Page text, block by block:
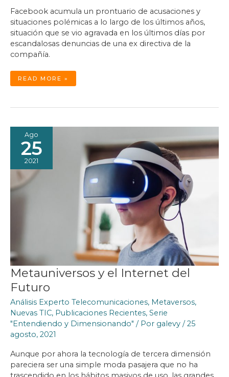
Facebook acumula un prontuario de acusaciones y
situaciones polémicas a lo largo de los últimos años,
situación que se vio agravada en los últimos días por
escandalosas denuncias de una ex directiva de la
compañía.
LA
MORAL
READ MORE »
Ago
25
2021
Metauniversos y el Internet del
Futuro
Análisis Experto Telecomunicaciones, Metaversos,
Nuevas TIC, Publicaciones Recientes, Serie
"Entendiendo y Dimensionando" / Por galevy /25
agosto, 2021
Aunque por ahora la tecnología de tercera dimensión
pareciera ser una simple moda pasajera que no ha